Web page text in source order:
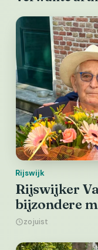
Rijswijk
Rijswijker
bijzondere
zojuist